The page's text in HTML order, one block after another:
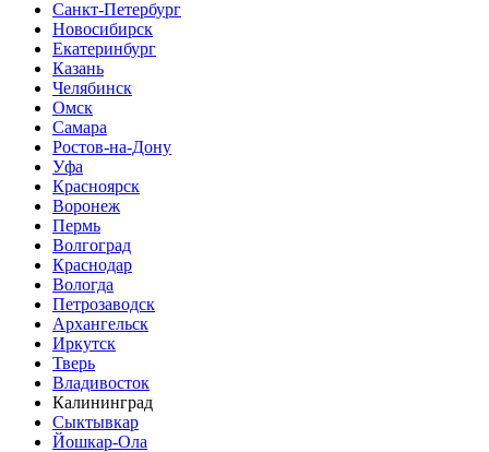
Санкт-Петербург
Новосибирск
Екатеринбург
Казань
Челябинск
Омск
Самара
Ростов-на-Дону
Уфа
Красноярск
Воронеж
Пермь
Волгоград
Краснодар
Вологда
Петрозаводск
Архангельск
Иркутск
Тверь
Владивосток
Калининград
Сыктывкар
Йошкар-Ола